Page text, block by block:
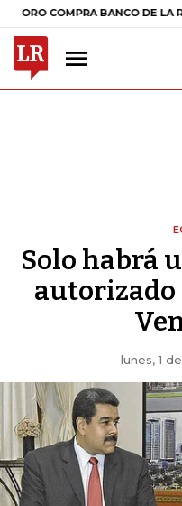
COMPRA BANCO DE LA
Solo habrá
autorizado
lunes, 1